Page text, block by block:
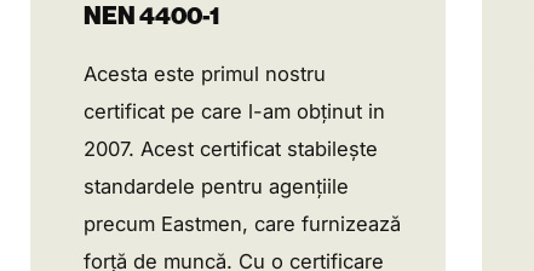
NEN 4400-1
Acesta este primul nostru
certificat pe care l-am obținut in
2007. Acest certificat stabilește
standardele pentru agențiile
precum Eastmen, care furnizează
forță de muncă. Cu o certificare